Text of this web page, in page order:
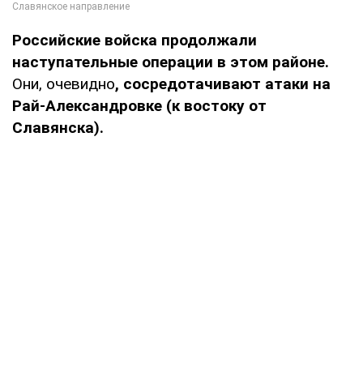
Российские войска продолжали
наступательные операции в этом районе.
Они, очевидно, сосредотачивают атаки на
Рай-Александровке (к востоку от
Славянска).